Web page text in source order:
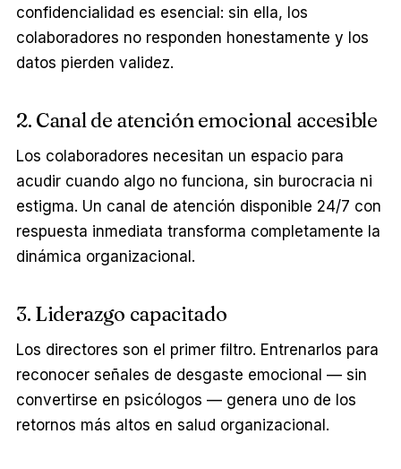
confidencialidad es esencial: sin ella, los
colaboradores no responden honestamente y los
datos pierden validez.
2. Canal de atención emocional accesible
Los colaboradores necesitan un espacio para
acudir cuando algo no funciona, sin burocracia ni
estigma. Un canal de atención disponible 24/7 con
respuesta inmediata transforma completamente la
dinámica organizacional.
3. Liderazgo capacitado
Los directores son el primer filtro. Entrenarlos para
reconocer señales de desgaste emocional — sin
convertirse en psicólogos — genera uno de los
retornos más altos en salud organizacional.